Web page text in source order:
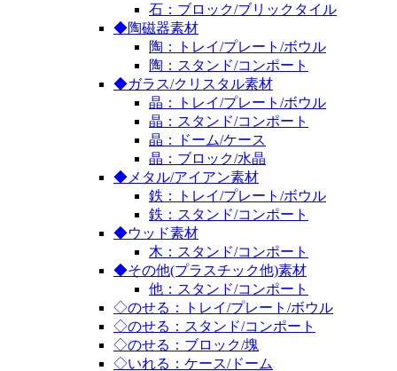
石：ブロック/ブリックタイル
◆陶磁器素材
陶：トレイ/プレート/ボウル
陶：スタンド/コンポート
◆ガラス/クリスタル素材
晶：トレイ/プレート/ボウル
晶：スタンド/コンポート
晶：ドーム/ケース
晶：ブロック/水晶
◆メタル/アイアン素材
鉄：トレイ/プレート/ボウル
鉄：スタンド/コンポート
◆ウッド素材
木：スタンド/コンポート
◆その他(プラスチック他)素材
他：スタンド/コンポート
◇のせる：トレイ/プレート/ボウル
◇のせる：スタンド/コンポート
◇のせる：ブロック/塊
◇いれる：ケース/ドーム